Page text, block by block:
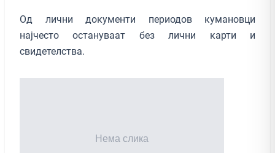
Од лични документи периодов кумановци
најчесто остануваат без лични карти и
свидетелства.